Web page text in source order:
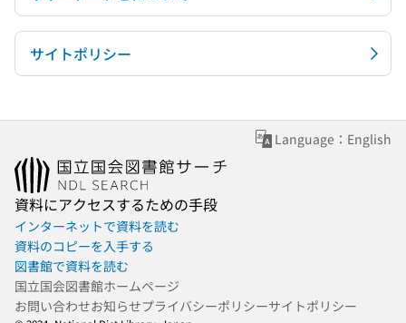
サイトポリシー
Language：English
資料にアクセスするための手段
インターネットで資料を読む
資料のコピーを入手する
図書館で資料を読む
国立国会図書館ホームページ
お問い合わせお知らせプライバシーポリシーサイトポリシー